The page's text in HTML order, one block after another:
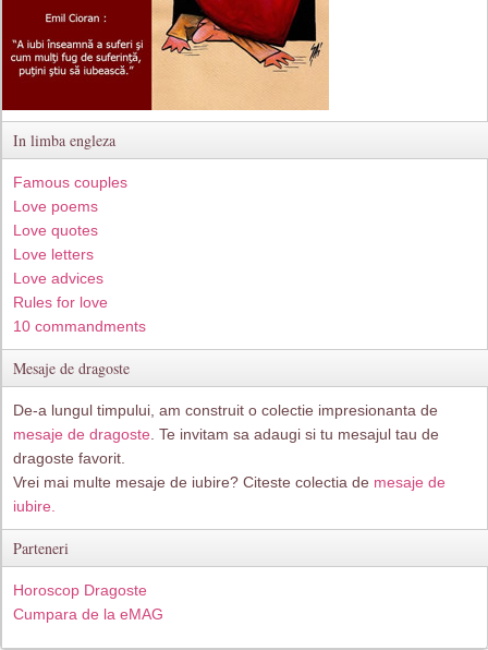
In limba engleza
Famous couples
Love poems
Love quotes
Love letters
Love advices
Rules for love
10 commandments
Mesaje de dragoste
De-a lungul timpului, am construit o colectie impresionanta de
mesaje de dragoste . Te invitam sa adaugi si tu mesajul tau de
dragoste favorit.
Vrei mai multe mesaje de iubire? Citeste colectia de mesaje de
iubire.
Parteneri
Horoscop Dragoste
Cumpara de la eMAG